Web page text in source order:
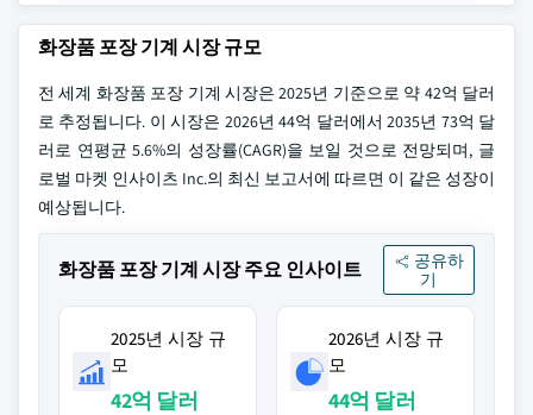
화장품 포장 기계 시장 규모
전 세계 화장품 포장 기계 시장은 2025년 기준으로 약 42억 달러
로 추정됩니다. 이 시장은 2026년 44억 달러에서 2035년 73억 달
러로 연평균 5.6%의 성장률(CAGR)을 보일 것으로 전망되며, 글
로벌 마켓 인사이츠 Inc.의 최신 보고서에 따르면 이 같은 성장이
예상됩니다.
화장품 포장 기계 시장 주요 인사이트
공유하
기
2025년 시장 규
모
42억 달러
2026년 시장 규
모
44억 달러